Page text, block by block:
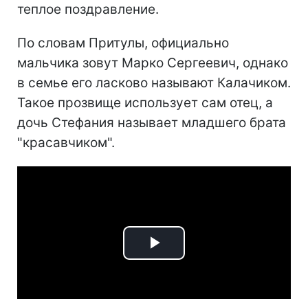
теплое поздравление.
По словам Притулы, официально
мальчика зовут Марко Сергеевич, однако
в семье его ласково называют Калачиком.
Такое прозвище использует сам отец, а
дочь Стефания называет младшего брата
"красавчиком".
Play